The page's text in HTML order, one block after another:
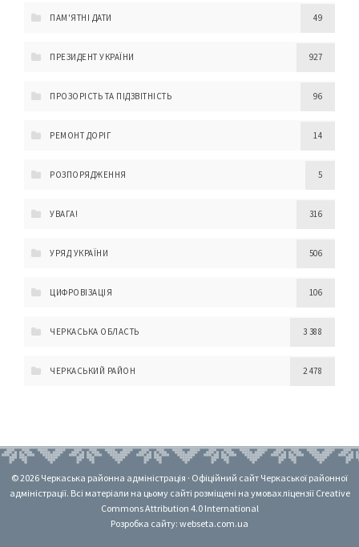
ПАМ'ЯТНІ ДАТИ 49
ПРЕЗИДЕНТ УКРАЇНИ 927
ПРОЗОРІСТЬ ТА ПІДЗВІТНІСТЬ 96
РЕМОНТ ДОРІГ 14
РОЗПОРЯДЖЕННЯ 5
УВАГА! 316
УРЯД УКРАЇНИ 506
ЦИФРОВІЗАЦІЯ 106
ЧЕРКАСЬКА ОБЛАСТЬ 3 388
ЧЕРКАСЬКИЙ РАЙОН 2 478
© 2026 Черкаська районна адміністрація · Офіційний сайт Черкаської районної
адміністрації. Всі матеріали на цьому сайті розміщені на умовах ліцензії Creative
Commons Attribution 4.0 International
Розробка сайту: webseta.com.ua